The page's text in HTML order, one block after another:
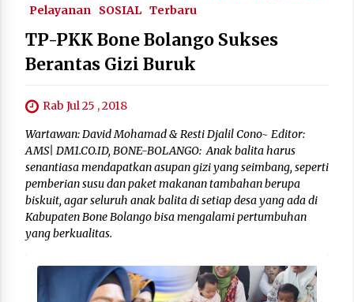
Pelayanan
SOSIAL Terbaru
TP-PKK Bone Bolango Sukses
Berantas Gizi Buruk
Rab Jul 25 , 2018
Wartawan: David Mohamad & Resti Djalil Cono~ Editor:
AMS| DM1.CO.ID, BONE-BOLANGO: Anak balita harus
senantiasa mendapatkan asupan gizi yang seimbang, seperti
pemberian susu dan paket makanan tambahan berupa
biskuit, agar seluruh anak balita di setiap desa yang ada di
Kabupaten Bone Bolango bisa mengalami pertumbuhan
yang berkualitas.